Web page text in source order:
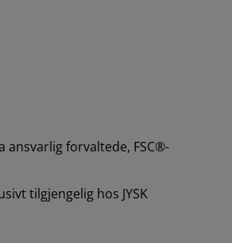
forvaltede, FSC®-
tilgjengelig hos JYSK